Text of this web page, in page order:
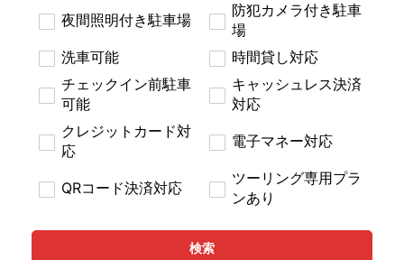
夜間照明付き駐車場
防犯カメラ付き駐車
場
洗車可能
時間貸し対応
チェックイン前駐車
可能
キャッシュレス決済
対応
クレジットカード対
応
電子マネー対応
QRコード決済対応
ツーリング専用プラ
ンあり
検索